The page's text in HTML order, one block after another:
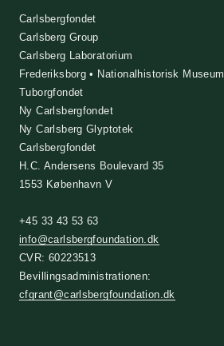
Carlsbergfondet
Carlsberg Group
Carlsberg Laboratorium
Frederiksborg • Nationalhistorisk Museum
Tuborgfondet
Ny Carlsbergfondet
Ny Carlsberg Glyptotek
Carlsbergfondet
H.C. Andersens Boulevard 35
1553 København V
+45 33 43 53 63
info@carlsbergfoundation.dk
CVR: 60223513
Bevillingsadministrationen:
cfgrant@carlsbergfoundation.dk